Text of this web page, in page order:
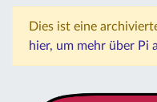
Dies ist eine
hier, um mehr über Pi